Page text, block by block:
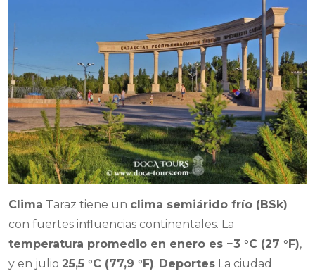
Clima Taraz tiene un clima semiárido frío (BSk)
con fuertes influencias continentales. La
temperatura promedio en enero es −3 °C (27 °F),
y en julio 25,5 °C (77,9 °F). Deportes La ciudad